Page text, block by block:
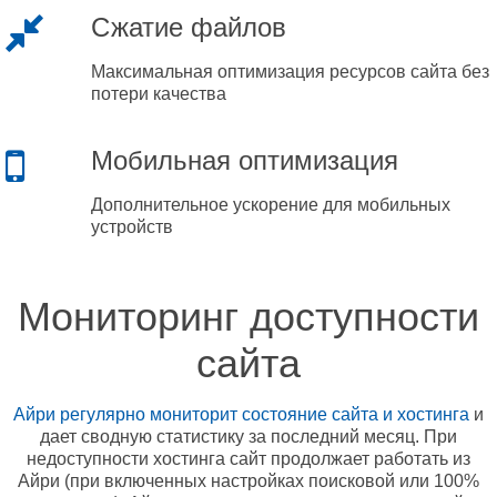
Сжатие файлов
Максимальная оптимизация ресурсов сайта без
потери качества
Мобильная оптимизация
Дополнительное ускорение для мобильных
устройств
Мониторинг доступности
сайта
Айри регулярно мониторит состояние сайта и хостинга и
дает сводную статистику за последний месяц. При
недоступности хостинга сайт продолжает работать из
Айри (при включенных настройках поисковой или 100%